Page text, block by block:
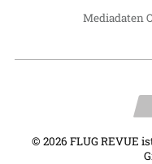
Mediadaten
© 2026 FLUG REVUE